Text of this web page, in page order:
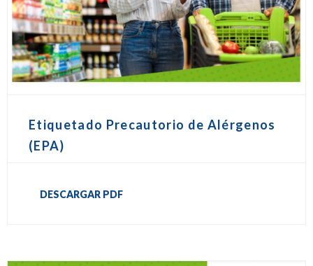
Etiquetado Precautorio de Alérgenos
(EPA)
DESCARGAR PDF